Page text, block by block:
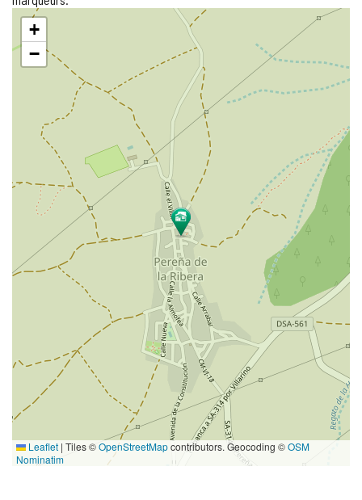
Sauter
carte
+
−
Leaflet | Tiles ©OpenStreetMapcontributors. Geocoding ©OSM
Nominatim